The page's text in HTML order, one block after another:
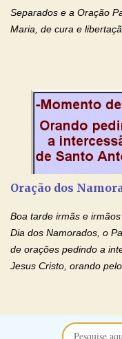
Separados e a Oração
Maria, de cura e
no programa de rádio
relacionamentos. Seu
sofrendo? Então ouça o
de orações
restaurar você e seu
separados, devido ao
relacionamento e que
casal. Vamos orar
Deus). "Senhor Jesus,
Oração dos
Boa tarde irmãs e
Dia dos Namorados, o
de orações pedindo a
Jesus Cristo, orando
maravilhosos cartões
esta abençoada